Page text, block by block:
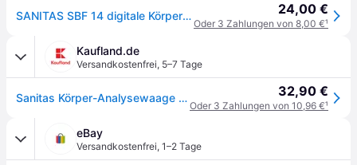
SANITAS SBF 14 digitale Körperanalysewaage 24,00 €
Oder 3 Zahlungen von 8,00 €¹
Kaufland.de
Versandkostenfrei, 5–7 Tage
Sanitas Körper-Analysewaage SBF 14 aus Glas, bis 180 kg, Farbe Silber 32,90 €
Oder 3 Zahlungen von 10,96 €¹
eBay
Versandkostenfrei, 1–2 Tage